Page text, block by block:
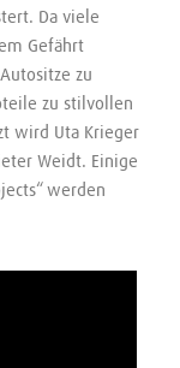
Da viele
Gefährt
zu
zu stilvollen
wird Uta Krieger
Weidt. Einige
werden